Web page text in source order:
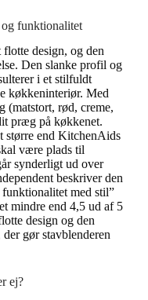
funktionalitet
design, og den
Den slanke profil og
i et stilfuldt
køkkeninteriør. Med
(matstort, rød, creme,
præg på køkkenet.
større end KitchenAids
være plads til
synderligt ud over
beskriver den
funktionalitet med stil”
mindre end 4,5 ud af 5
design og den
gør stavblenderen
ej?